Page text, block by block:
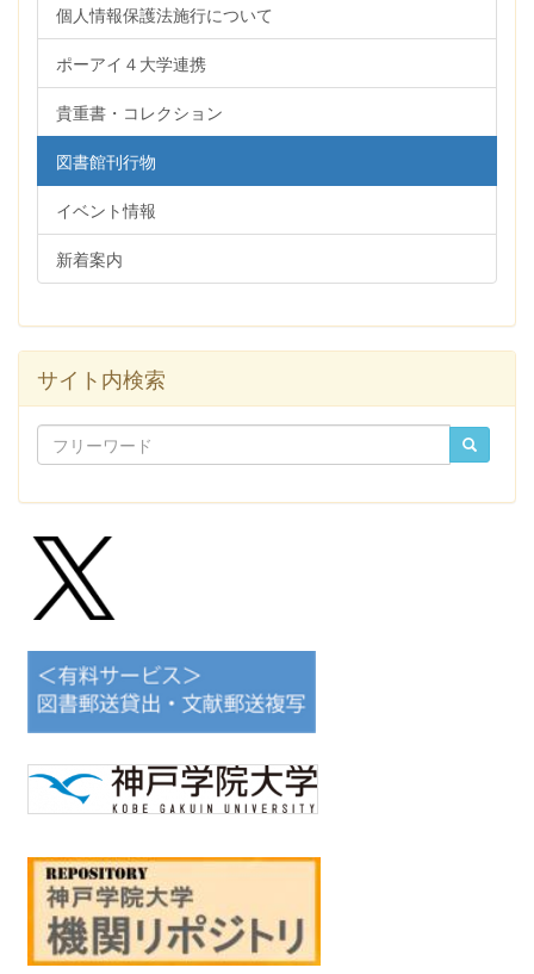
個人情報保護法施行について
ポーアイ４大学連携
貴重書・コレクション
図書館刊行物
イベント情報
新着案内
サイト内検索